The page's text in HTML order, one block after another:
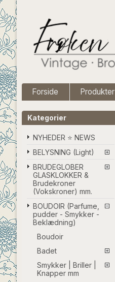
Forside Produkter
Kategorier
NYHEDER ⭐ NEWS
BELYSNING (Light)
BRUDEGLOBER
GLASKLOKKER &
Brudekroner
(Vokskroner) mm.
BOUDOIR (Parfume,
pudder - Smykker -
Beklædning)
Boudoir
Badet
Smykker | Briller |
Knapper mm